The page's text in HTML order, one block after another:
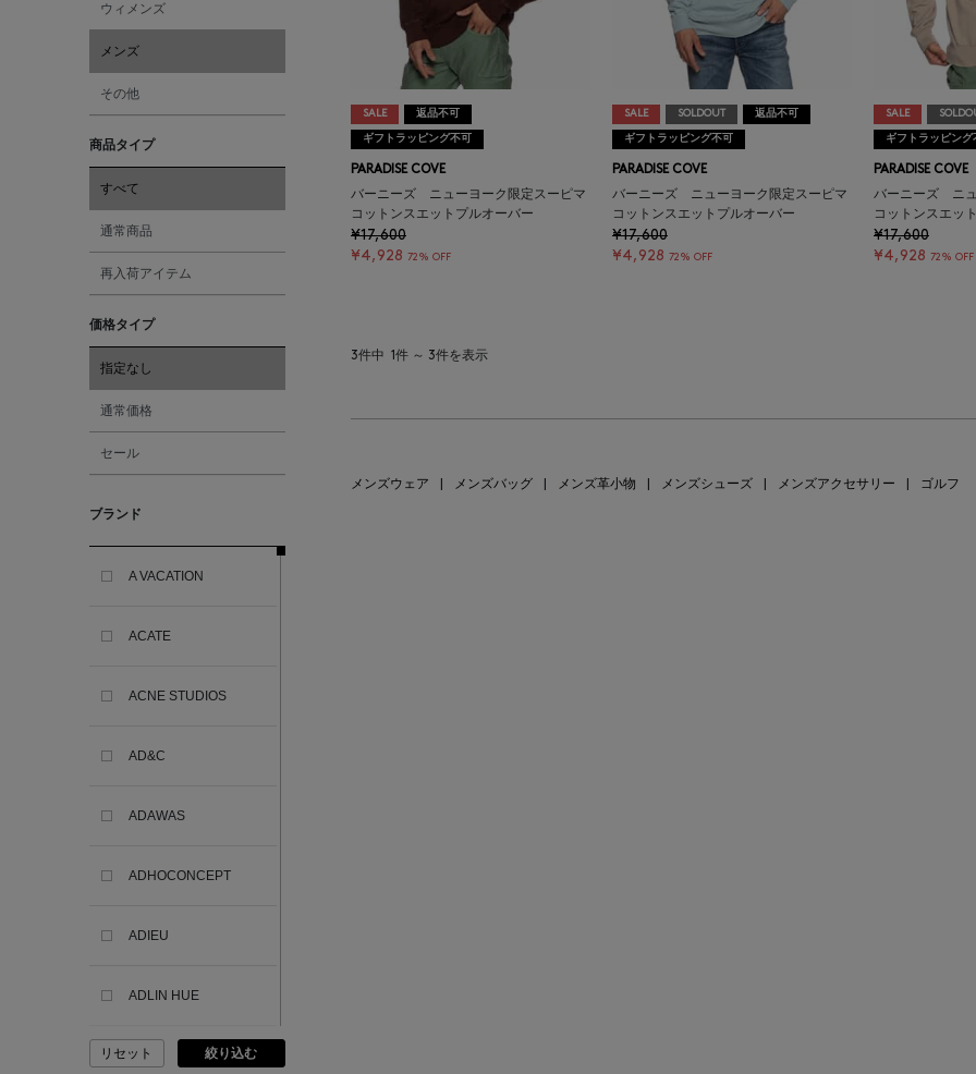
ウィメンズ
メンズ
その他
商品タイプ
すべて
通常商品
再入荷アイテム
価格タイプ
指定なし
通常価格
セール
ブランド
A VACATION
ACATE
ACNE STUDIOS
AD&C
ADAWAS
ADHOCONCEPT
ADIEU
ADLIN HUE
ADVISORY BOARD
リセット 絞り込む
SALE 返品不可
ギフトラッピング不可
PARADISE COVE
バーニーズ ニューヨーク限定スーピマ
コットンスエットプルオーバー
¥17,600
¥4,928 72% OFF
SALE SOLDOUT 返品不可
ギフトラッピング不可
PARADISE COVE
バーニーズ ニューヨーク限定スーピマ
コットンスエットプルオーバー
¥17,600
¥4,928 72% OFF
SALE
ギフトラッピング
PARADISE COVE
バーニーズ ニ
コットンスエッ
¥17,600
¥4,928 72% OFF
3件中 1件 ～ 3件を表示
メンズウェア メンズバッグ メンズ革小物 メンズシューズ メンズアクセサリー ゴルフ